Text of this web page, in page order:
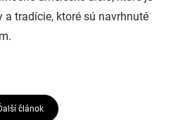
tradície, ktoré sú navrhnuté
článok